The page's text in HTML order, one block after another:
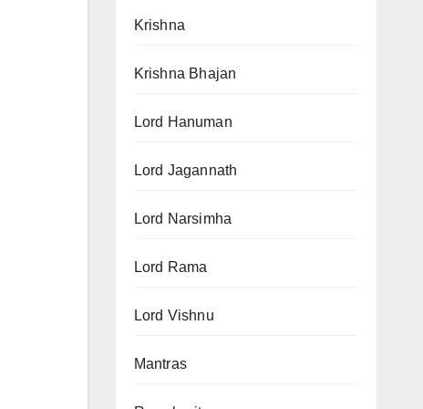
Krishna
Krishna Bhajan
Lord Hanuman
Lord Jagannath
Lord Narsimha
Lord Rama
Lord Vishnu
Mantras